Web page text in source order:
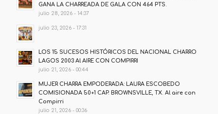
GANA LA CHARREADA DE GALA CON 464 PTS.
julio 28, 2026 - 14:37
julio 23, 2026 - 17:31
LOS 15 SUCESOS HISTÓRICOS DEL NACIONAL CHARRO
LAGOS 2003 Al AIRE CON COMPIRRI
julio 21, 2026 - 00:44
MUJER CHARRA EMPODERADA: LAURA ESCOBEDO
COMISIONADA 50+1 CAP. BROWNSVILLE, TX. Al aire con
Compirri
julio 21, 2026 - 00:36